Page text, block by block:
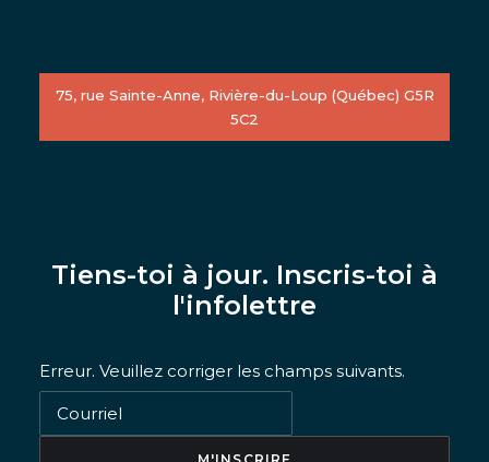
75, rue Sainte-Anne, Rivière-du-Loup (Québec) G5R
5C2
Tiens-toi à jour. Inscris-toi à
l'infolettre
Erreur. Veuillez corriger les champs suivants.